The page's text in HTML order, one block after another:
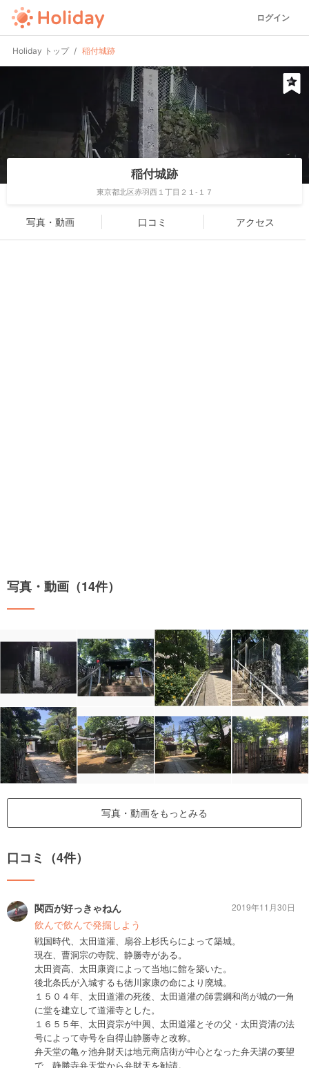
ログイン
Holiday トップ 稲付城跡
稲付城跡
東京都北区赤羽西１丁目２１-１７
写真・動画 口コミ アクセス
写真・動画（14件）
写真・動画をもっとみる
口コミ（4件）
関西が好っきゃねん
飲んで飲んで発掘しよう
戦国時代、太田道灌、扇谷上杉氏らによって築城。
現在、曹洞宗の寺院、静勝寺がある。
太田資高、太田康資によって当地に館を築いた。
後北条氏が入城するも徳川家康の命により廃城。
１５０４年、太田道灌の死後、太田道灌の師雲綱和尚が城の一角
に堂を建立して道灌寺とした。
１６５５年、太田資宗が中興、太田道灌とその父・太田資清の法
号によって寺号を自得山静勝寺と改称。
弁天堂の亀ヶ池弁財天は地元商店街が中心となった弁天講の要望
で、静勝寺弁天堂から弁財天を勧請。
2019年11月30日